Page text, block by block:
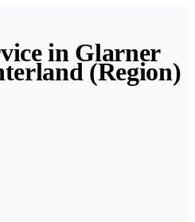
in Glarner
(Region)